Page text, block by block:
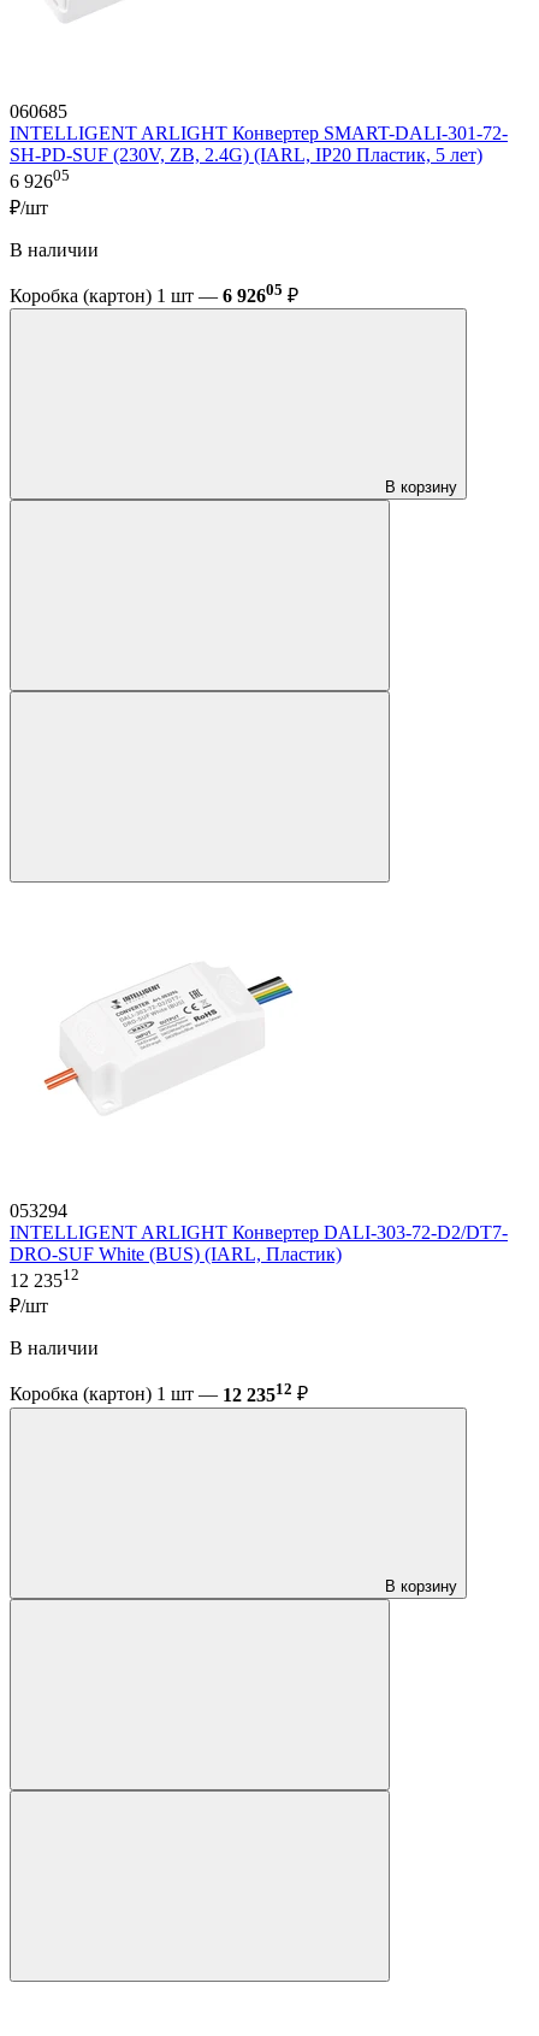
060685
INTELLIGENT ARLIGHT Конвертер SMART-DALI-301-72-
SH-PD-SUF (230V, ZB, 2.4G) (IARL, IP20 Пластик, 5 лет)
6 92605
₽/шт
В наличии
Коробка (картон) 1 шт — 6 92605 ₽
В корзину
053294
INTELLIGENT ARLIGHT Конвертер DALI-303-72-D2/DT7-
DRO-SUF White (BUS) (IARL, Пластик)
12 23512
₽/шт
В наличии
Коробка (картон) 1 шт — 12 23512 ₽
В корзину